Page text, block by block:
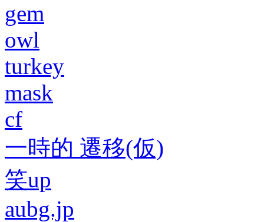
gem
owl
turkey
mask
cf
一時的 遷移(仮)
笑up
aubg.jp